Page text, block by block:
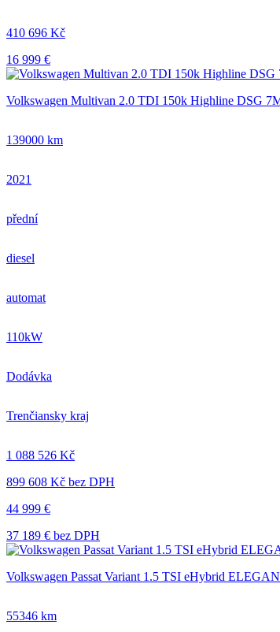
410 696 Kč
16 999 €
Volkswagen Multivan 2.0 TDI 150k Highline DSG
139000 km
2021
přední
diesel
automat
110kW
Dodávka
Trenčiansky kraj
1 088 526 Kč
899 608 Kč bez DPH
44 999 €
37 189 € bez DPH
Volkswagen Passat Variant 1.5 TSI eHybrid
55346 km